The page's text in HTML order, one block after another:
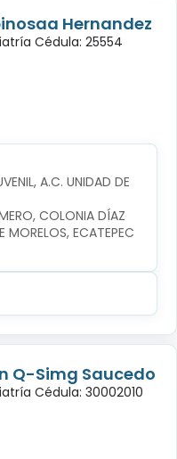
Hernandez
Cédula: 25554
A.C. UNIDAD DE
COLONIA DÍAZ
ECATEPEC
Q-Simg Saucedo
Cédula: 30002010